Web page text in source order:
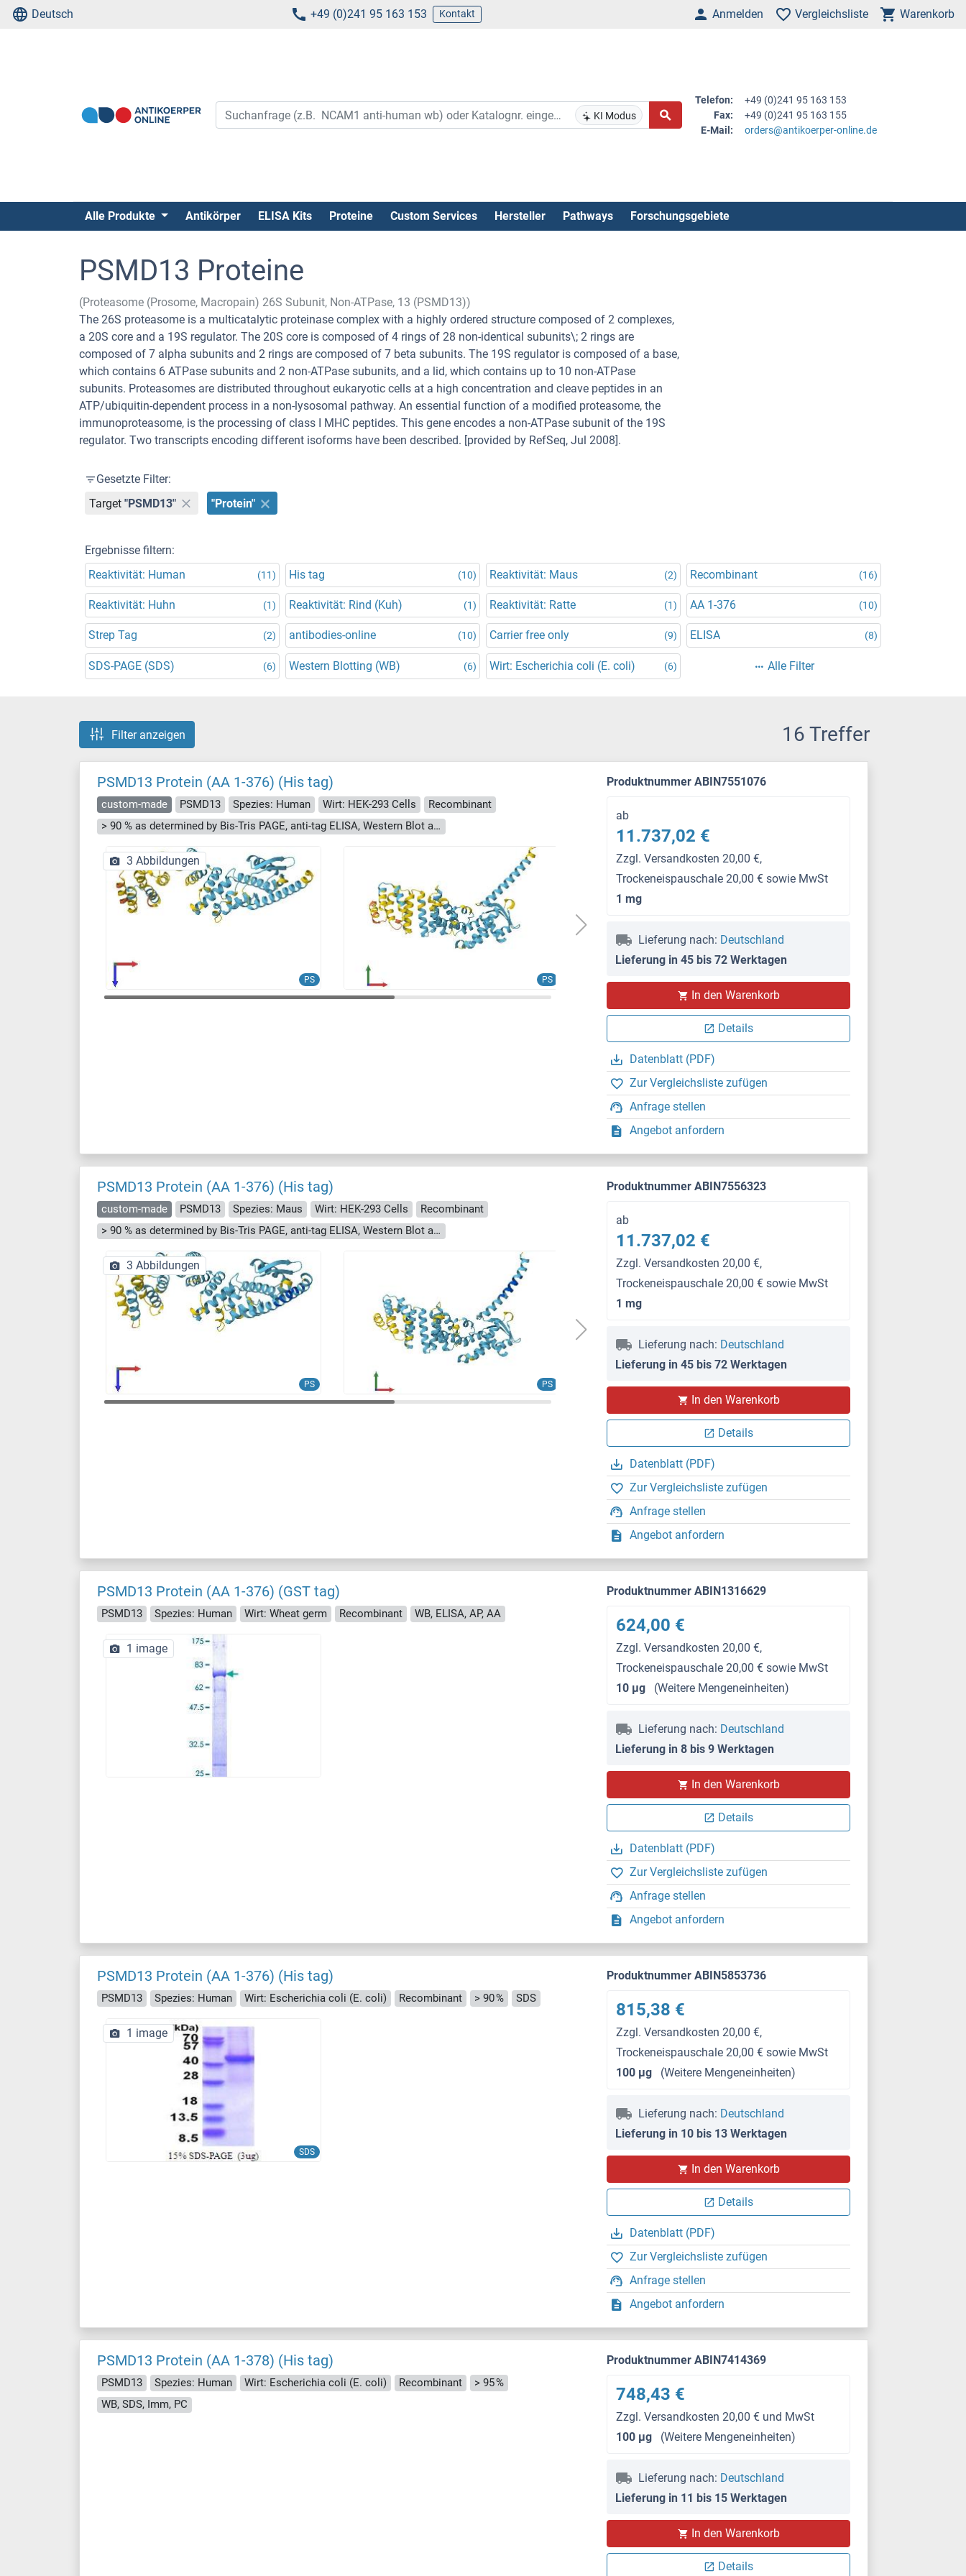
Deutsch +49 (0)241 95 163 153 Kontakt Anmelden Vergleichsliste Warenkorb
KI Modus
Telefon:
+49 (0)241 95 163 153
Fax:
+49 (0)241 95 163 155
E-Mail:
orders@antikoerper-online.de
Alle Produkte Antikörper ELISA Kits Proteine Custom Services Hersteller Pathways Forschungsgebiete
PSMD13 Proteine
(Proteasome (Prosome, Macropain) 26S Subunit, Non-ATPase, 13 (PSMD13))
The 26S proteasome is a multicatalytic proteinase complex with a highly ordered structure composed of 2 complexes,
a 20S core and a 19S regulator. The 20S core is composed of 4 rings of 28 non-identical subunits\; 2 rings are
composed of 7 alpha subunits and 2 rings are composed of 7 beta subunits. The 19S regulator is composed of a base,
which contains 6 ATPase subunits and 2 non-ATPase subunits, and a lid, which contains up to 10 non-ATPase
subunits. Proteasomes are distributed throughout eukaryotic cells at a high concentration and cleave peptides in an
ATP/ubiquitin-dependent process in a non-lysosomal pathway. An essential function of a modified proteasome, the
immunoproteasome, is the processing of class I MHC peptides. This gene encodes a non-ATPase subunit of the 19S
regulator. Two transcripts encoding different isoforms have been described. [provided by RefSeq, Jul 2008].
Gesetzte Filter:
Target "PSMD13" "Protein"
Ergebnisse filtern:
Reaktivität: Human
(11) His tag (10) Reaktivität: Maus (2) Recombinant (16)
Reaktivität: Huhn (1) Reaktivität: Rind (Kuh) (1) Reaktivität: Ratte (1) AA 1-376 (10)
Strep Tag (2) antibodies-online (10) Carrier free only (9) ELISA (8)
SDS-PAGE (SDS) (6) Western Blotting (WB) (6) Wirt: Escherichia coli (E. coli) (6) Alle Filter
Filter anzeigen 16 Treffer
PSMD13 Protein (AA 1-376) (His tag)
custom-made PSMD13 Spezies: Human Wirt: HEK-293 Cells
Recombinant
> 90 % as determined by Bis-Tris PAGE, anti-tag ELISA, Western Blot and analytical SEC (HPLC)
PS PS
3 Abbildungen
Produktnummer ABIN7551076
ab
11.737,02 €
Zzgl. Versandkosten 20,00 €,
Trockeneispauschale 20,00 € sowie MwSt
1 mg
Lieferung nach: Deutschland
Lieferung in 45 bis 72 Werktagen
In den Warenkorb
Details
Datenblatt (PDF)
Zur Vergleichsliste zufügen
Anfrage stellen
Angebot anfordern
PSMD13 Protein (AA 1-376) (His tag)
custom-made PSMD13 Spezies: Maus Wirt: HEK-293 Cells
Recombinant
> 90 % as determined by Bis-Tris PAGE, anti-tag ELISA, Western Blot and analytical SEC (HPLC)
PS PS
3 Abbildungen
Produktnummer ABIN7556323
ab
11.737,02 €
Zzgl. Versandkosten 20,00 €,
Trockeneispauschale 20,00 € sowie MwSt
1 mg
Lieferung nach: Deutschland
Lieferung in 45 bis 72 Werktagen
In den Warenkorb
Details
Datenblatt (PDF)
Zur Vergleichsliste zufügen
Anfrage stellen
Angebot anfordern
PSMD13 Protein (AA 1-376) (GST tag)
PSMD13 Spezies: Human Wirt: Wheat germ Recombinant WB, ELISA, AP, AA
1 image
Produktnummer ABIN1316629
624,00 €
Zzgl. Versandkosten 20,00 €,
Trockeneispauschale 20,00 € sowie MwSt
10 μg
(Weitere Mengeneinheiten)
Lieferung nach: Deutschland
Lieferung in 8 bis 9 Werktagen
In den Warenkorb
Details
Datenblatt (PDF)
Zur Vergleichsliste zufügen
Anfrage stellen
Angebot anfordern
PSMD13 Protein (AA 1-376) (His tag)
PSMD13 Spezies: Human Wirt: Escherichia coli (E. coli) Recombinant > 90 % SDS
SDS
1 image
Produktnummer ABIN5853736
815,38 €
Zzgl. Versandkosten 20,00 €,
Trockeneispauschale 20,00 € sowie MwSt
100 μg
(Weitere Mengeneinheiten)
Lieferung nach: Deutschland
Lieferung in 10 bis 13 Werktagen
In den Warenkorb
Details
Datenblatt (PDF)
Zur Vergleichsliste zufügen
Anfrage stellen
Angebot anfordern
PSMD13 Protein (AA 1-378) (His tag)
PSMD13 Spezies: Human Wirt: Escherichia coli (E. coli) Recombinant
> 95 %
WB, SDS, Imm, PC
Produktnummer ABIN7414369
748,43 €
Zzgl. Versandkosten 20,00 € und MwSt
100 μg
(Weitere Mengeneinheiten)
Lieferung nach: Deutschland
Lieferung in 11 bis 15 Werktagen
In den Warenkorb
Details